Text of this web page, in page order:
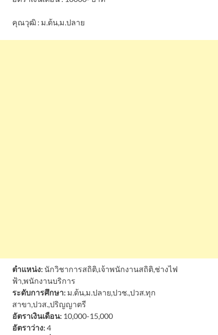
คุณวุฒิ : ม.ต้น,ม.ปลาย
ตำแหน่ง: นักวิชาการสถิติ,เจ้าพนักงานสถิติ,ช่างไฟ
ฟ้า,พนักงานบริการ
ระดับการศึกษา: ม.ต้น,ม.ปลาย,ปวช.,ปวส.ทุก
สาขา,ปวส.,ปริญญาตรี
อัตราเงินเดือน: 10,000-15,000
อัตราว่าง:4